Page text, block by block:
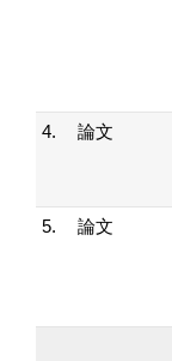
4. 論文
5. 論文